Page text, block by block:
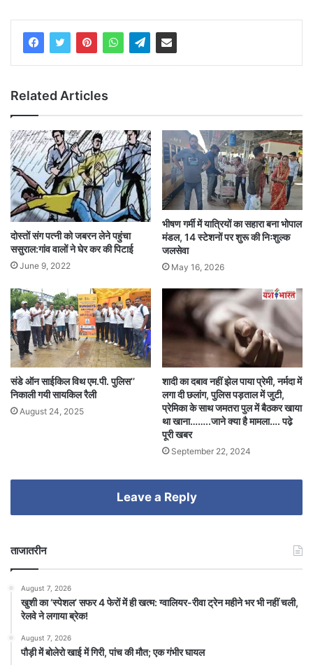
Related Articles
दोस्तों संग पत्नी को जबरन लेने पहुंचा
ससुराल:गांव वालों ने घेर कर की पिटाई
June 9, 2022
भीषण गर्मी में यात्रियों का सहारा बना भोपाल
मंडल, 14 स्टेशनों पर शुरू की निःशुल्क
जलसेवा
May 16, 2026
संडे ऑन साईकिल विथ एम.पी. पुलिस’’
निकाली गयी सायकिल रैली
August 24, 2025
शादी का दबाव नहीं झेल पाया प्रेमी, नर्मदा में
लगा दी छलांग, पुलिस पड़ताल में जुटी,
प्रेमिका के साथ जमतरा पुल में बैठकर खाया
था खाना……..जाने क्या है मामला…. पढे़
पूरी खबर
September 22, 2024
Leave a Reply
ताजातरीन
August 7, 2026
खुशी का ‘स्पेशल’ सफर 4 फेरों में ही खत्म: ग्वालियर-रीवा ट्रेन महीने भर भी नहीं चली,
रेलवे ने लगाया ब्रेक!
August 7, 2026
पौड़ी में बोलेरो खाई में गिरी, पांच की मौत; एक गंभीर घायल